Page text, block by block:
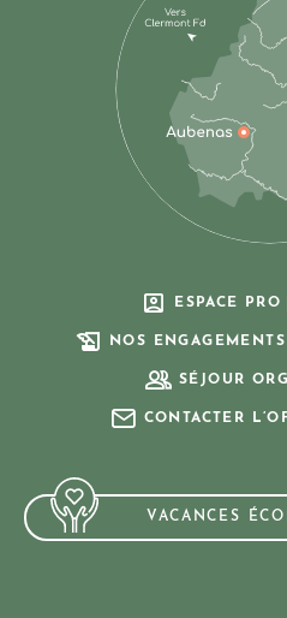
ESPACE PRO
NOS ENGAGEMENTS
SÉJOUR
CONTACTER
VACANCES